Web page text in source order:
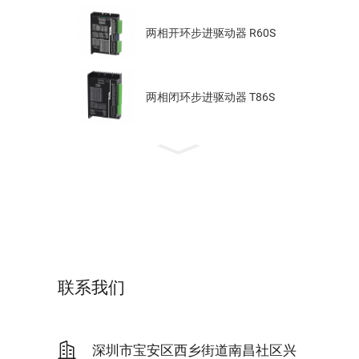
两相开环步进驱动器 R60S
两相闭环步进驱动器 T86S
联系我们
深圳市宝安区西乡街道南昌社区兴